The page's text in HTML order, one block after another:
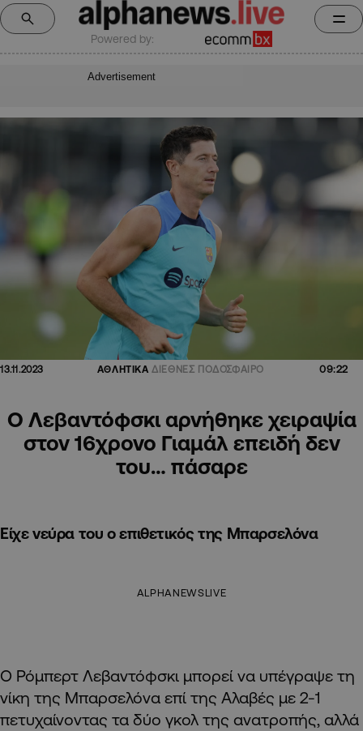
Powered by:
Advertisement
13.11.2023 ΑΘΛΗΤΙΚΑ ΔΙΕΘΝΕΣ ΠΟΔΟΣΦΑΙΡΟ 09:22
Ο Λεβαντόφσκι αρνήθηκε χειραψία
στον 16χρονο Γιαμάλ επειδή δεν
του… πάσαρε
Eίχε νεύρα του ο επιθετικός της Μπαρσελόνα
ALPHANEWSLIVE
Ο Ρόμπερτ Λεβαντόφσκι μπορεί να υπέγραψε τη
νίκη της Μπαρσελόνα επί της Αλαβές με 2-1
πετυχαίνοντας τα δύο γκολ της ανατροπής, αλλά